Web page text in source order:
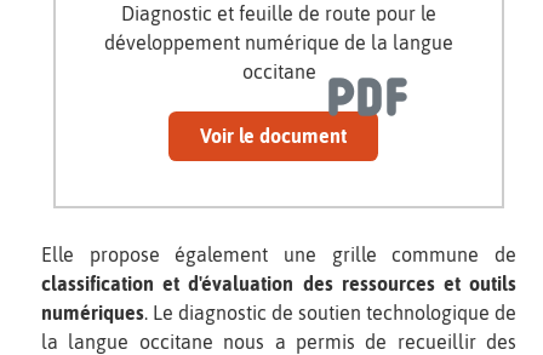
Diagnostic et feuille de route pour le
développement numérique de la langue
occitane
Voir le document
Elle propose également une grille commune de
classification et d'évaluation des ressources et outils
numériques. Le diagnostic de soutien technologique de
la langue occitane nous a permis de recueillir des